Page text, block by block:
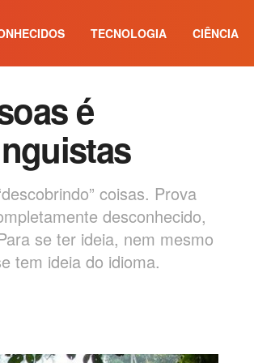
TECNOLOGIA CIÊNCIA
é
coisas. Prova
desconhecido,
se ter ideia, nem mesmo
tem ideia do idioma.